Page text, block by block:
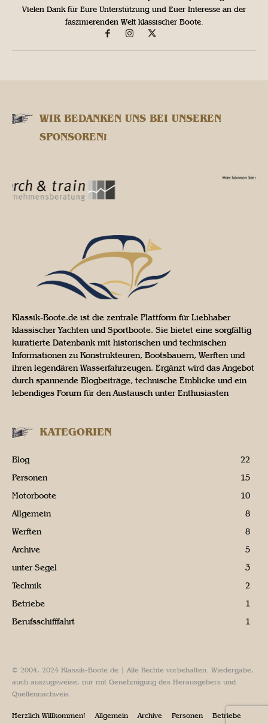
Vielen Dank für Eure Unterstützung und Euer Interesse an der
faszinierenden Welt klassischer Boote.
WIR BEDANKEN UNS BEI UNSEREN
SPONSOREN!
Klassik-Boote.de ist die zentrale Plattform für Liebhaber
klassischer Yachten und Sportboote. Sie bietet eine sorgfältig
kuratierte Datenbank mit historischen und technischen
Informationen zu Konstrukteuren, Bootsbauern, Werften und
ihren legendären Wasserfahrzeugen. Ergänzt wird das Angebot
durch spannende Blogbeiträge, technische Einblicke und ein
lebendiges Forum für den Austausch unter Enthusiasten
KATEGORIEN
Blog
22
Personen
15
Motorboote
10
Allgemein
8
Werften
8
Archive
5
unter Segel
3
Technik
2
Betriebe
1
Berufsschifffahrt
1
© 2004, 2024 Klassik-Boote.de | Alle Rechte vorbehalten. Wiedergabe,
auch auszugsweise, nur mit Genehmigung des Herausgebers und
Quellennachweis.
Herzlich Willkommen! Allgemein Archive Personen
Betriebe